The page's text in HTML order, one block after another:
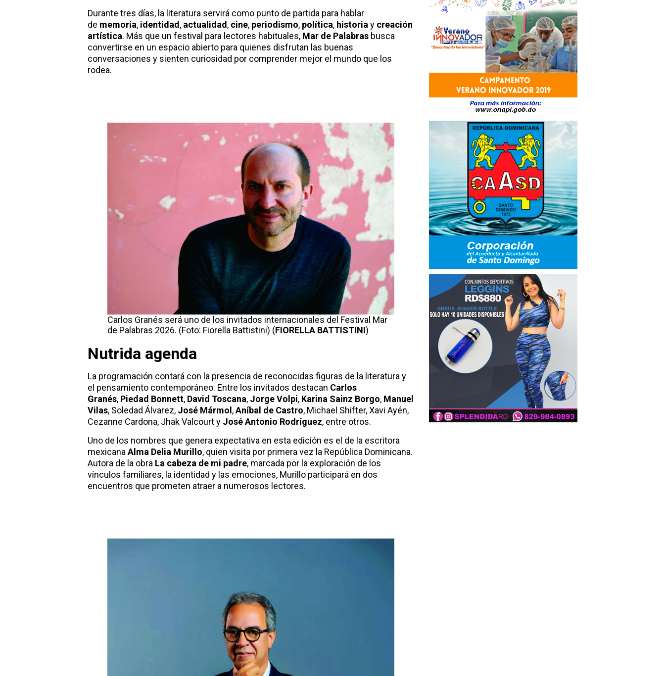
Durante tres días, la literatura servirá como punto de partida para hablar
de memoria, identidad, actualidad, cine, periodismo, política, historia y creación
artística. Más que un festival para lectores habituales, Mar de Palabras busca
convertirse en un espacio abierto para quienes disfrutan las buenas
conversaciones y sienten curiosidad por comprender mejor el mundo que los
rodea.
Carlos Granés será uno de los invitados internacionales del Festival Mar
de Palabras 2026. (Foto: Fiorella Battistini) (FIORELLA BATTISTINI)
Nutrida agenda
La programación contará con la presencia de reconocidas figuras de la literatura y
el pensamiento contemporáneo. Entre los invitados destacan Carlos
Granés, Piedad Bonnett, David Toscana, Jorge Volpi, Karina Sainz Borgo, Manuel
Vilas, Soledad Álvarez, José Mármol ,Aníbal de Castro, Michael Shifter, Xavi Ayén,
Cezanne Cardona, Jhak Valcourt y José Antonio Rodríguez, entre otros.
Uno de los nombres que genera expectativa en esta edición es el de la escritora
mexicana Alma Delia Murillo, quien visita por primera vez la República Dominicana.
Autora de la obra La cabeza de mi padre, marcada por la exploración de los
vínculos familiares, la identidad y las emociones, Murillo participará en dos
encuentros que prometen atraer a numerosos lectores.